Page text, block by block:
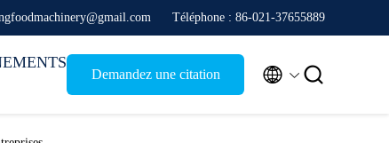
Téléphone : 86-021-37655889
Demandez une citation  